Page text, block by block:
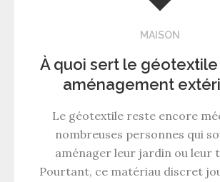
MAISON
À quoi sert le géotextile
aménagement
Le géotextile reste encore
nombreuses personnes qui
aménager leur jardin ou leur
Pourtant, ce matériau discret